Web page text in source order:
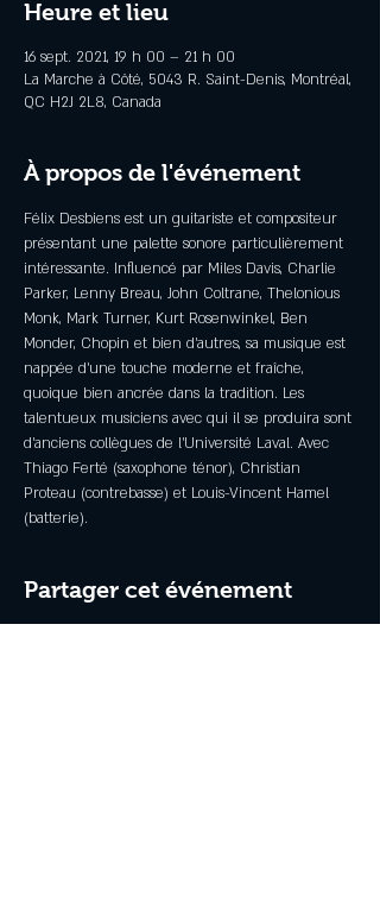
Heure et lieu
16 sept. 2021, 19 h 00 – 21 h 00
La Marche à Côté, 5043 R. Saint-Denis, Montréal,
QC H2J 2L8, Canada
À propos de l'événement
Félix Desbiens est un guitariste et compositeur
présentant une palette sonore particulièrement
intéressante. Influencé par Miles Davis, Charlie
Parker, Lenny Breau, John Coltrane, Thelonious
Monk, Mark Turner, Kurt Rosenwinkel, Ben
Monder, Chopin et bien d’autres, sa musique est
nappée d’une touche moderne et fraîche,
quoique bien ancrée dans la tradition. Les
talentueux musiciens avec qui il se produira sont
d’anciens collègues de l’Université Laval. Avec
Thiago Ferté (saxophone ténor), Christian
Proteau (contrebasse) et Louis-Vincent Hamel
(batterie).
Partager cet événement